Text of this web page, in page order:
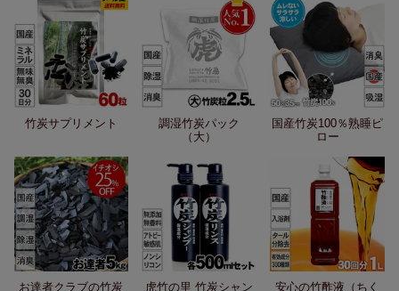
竹炭サプリメント
調湿竹炭パック
（大）
国産竹炭100％熟睡ピ
ロー
お達者クラブの竹炭
虎竹の里 竹炭シャン
安心の竹酢液（ちく